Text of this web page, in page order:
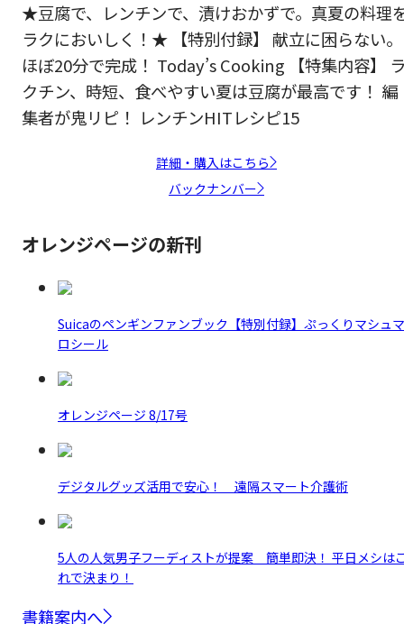
★豆腐で、レンチンで、漬けおかずで。真夏の料理
ラクにおいしく！★ 【特別付録】 献立に困らない。
ほぼ20分で完成！ Today’s Cooking 【特集内容】
クチン、時短、食べやすい夏は豆腐が最高です！ 編
集者が鬼リピ！ レンチンHITレシピ15
詳細・購入はこちら
バックナンバー
オレンジページの新刊
Suicaのペンギンファンブック【特別付録】ぷっくりマシュマ
ロシール
オレンジページ 8/17号
デジタルグッズ活用で安心！ 遠隔スマート介護術
5人の人気男子フーディストが提案 簡単即決！ 平日メシは
れで決まり！
書籍案内へ